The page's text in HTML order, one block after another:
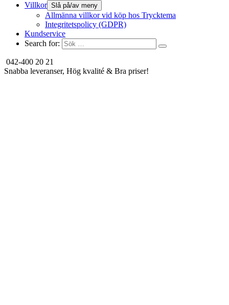
Villkor Slå på/av meny
Allmänna villkor vid köp hos Trycktema
Integritetspolicy (GDPR)
Kundservice
Search for:
042-400 20 21
Snabba leveranser, Hög kvalité & Bra priser!